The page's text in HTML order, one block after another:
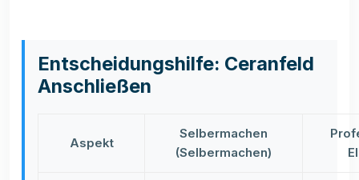
Entscheidungshilfe: Ceranfeld
Anschließen
Aspekt
Selbermachen
(Selbermachen)